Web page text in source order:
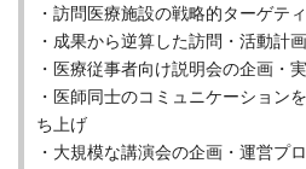
・訪問医療施設の戦略的ターゲテ
・成果から逆算した訪問・活動計
・医療従事者向け説明会の企画・
・医師同士のコミュニケーション
ち上げ
・大規模な講演会の企画・運営プ